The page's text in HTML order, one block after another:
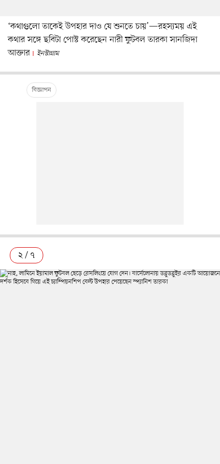
‘কথাগুলো তাকেই উপহার দাও যে শুনতে চায়’—রহস্যময় এই
কথার সঙ্গে ছবিটা পোস্ট করেছেন নারী ফুটবল তারকা সানজিদা
আক্তার
ইনস্টাগ্রাম
২ / ৭